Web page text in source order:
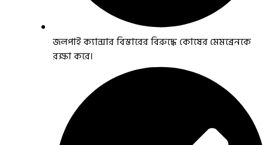
জলপাই ক্যান্সার বিস্তারের বিরুদ্ধে কোষের মেমব্রেনকে
রক্ষা করে।